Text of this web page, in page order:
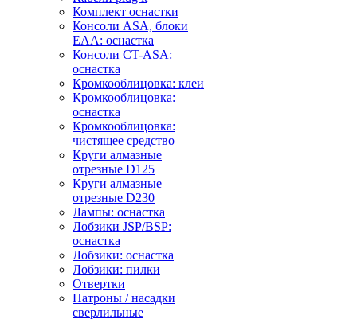
Комплект оснастки
Консоли ASA, блоки
EAA: оснастка
Консоли CT-ASA:
оснастка
Кромкооблицовка: клеи
Кромкооблицовка:
оснастка
Кромкооблицовка:
чистящее средство
Круги алмазные
отрезные D125
Круги алмазные
отрезные D230
Лампы: оснастка
Лобзики JSP/BSP:
оснастка
Лобзики: оснастка
Лобзики: пилки
Отвертки
Патроны / насадки
сверлильные